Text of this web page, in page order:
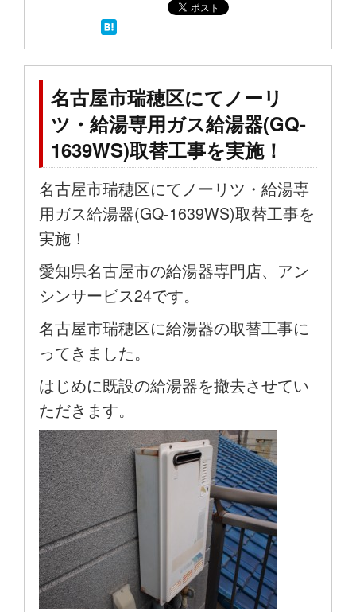
名古屋市瑞穂区にてノーリ
ツ・給湯専用ガス給湯器(GQ-
1639WS)取替工事を実施！
名古屋市瑞穂区にてノーリツ・給湯専
用ガス給湯器(GQ-1639WS)取替工事を
実施！
愛知県名古屋市の給湯器専門店、アン
シンサービス24です。
名古屋市瑞穂区に給湯器の取替工事に
ってきました。
はじめに既設の給湯器を撤去させてい
ただきます。